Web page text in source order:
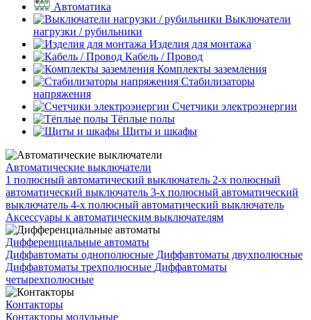
Автоматика
Выключатели
нагрузки / рубильники
Изделия для монтажа
Кабель / Провод
Комплекты заземления
Стабилизаторы
напряжения
Счетчики электроэнергии
Тёплые полы
Щиты и шкафы
Автоматические выключатели
1 полюсный автоматический выключатель 2-х полюсный
автоматический выключатель 3-х полюсный автоматический
выключатель 4-х полюсный автоматический выключатель
Аксессуары к автоматическим выключателям
Дифференциальные автоматы
Диффавтоматы однополюсные Диффавтоматы двухполюсные
Диффавтоматы трехполюсные Диффавтоматы
четырехполюсные
Контакторы
Контакторы модульные